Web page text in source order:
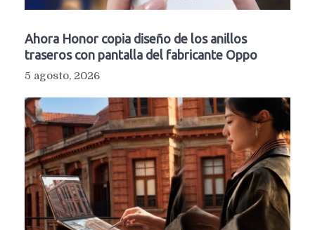
Ahora Honor copia diseño de los anillos
traseros con pantalla del fabricante Oppo
5 agosto, 2026